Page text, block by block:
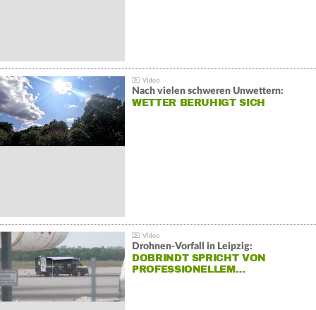
Nach vielen schweren Unwettern:
WETTER BERUHIGT SICH
Drohnen-Vorfall in Leipzig:
DOBRINDT SPRICHT VON
PROFESSIONELLEM…